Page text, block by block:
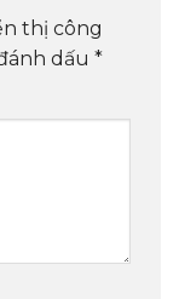
thị công
dấu *